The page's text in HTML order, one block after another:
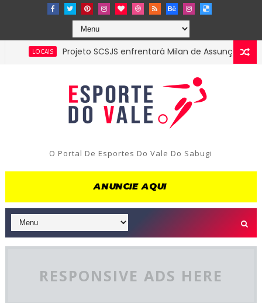
Projeto SCSJS enfrentará Milan de Assunção pela
O Portal De Esportes Do Vale Do Sabugi
RESPONSIVE ADS HERE